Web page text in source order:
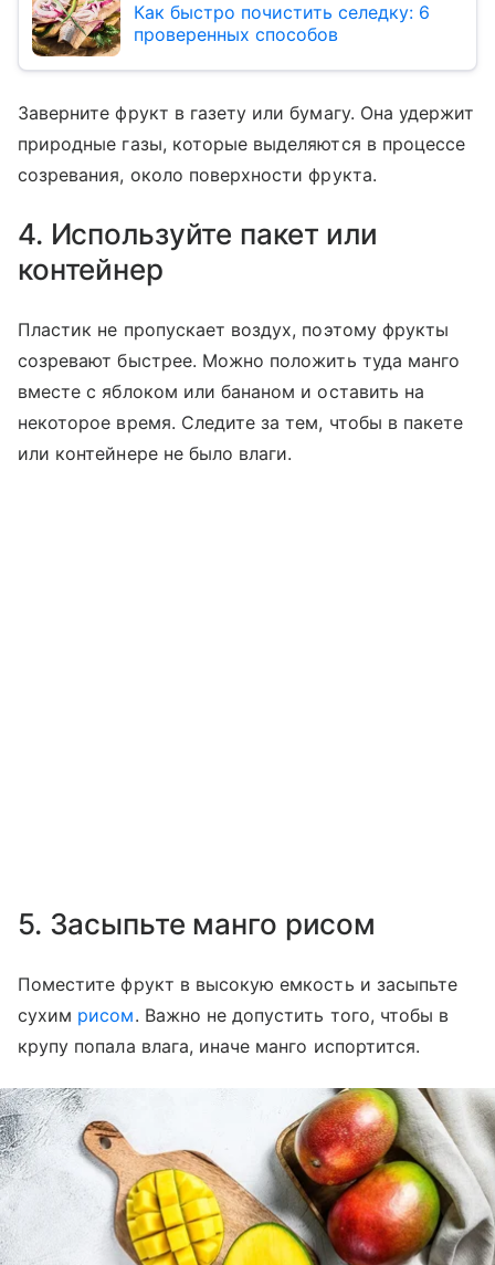
Как быстро почистить селедку: 6
проверенных способов
Заверните фрукт в газету или бумагу. Она удержит
природные газы, которые выделяются в процессе
созревания, около поверхности фрукта.
4. Используйте пакет или
контейнер
Пластик не пропускает воздух, поэтому фрукты
созревают быстрее. Можно положить туда манго
вместе с яблоком или бананом и оставить на
некоторое время. Следите за тем, чтобы в пакете
или контейнере не было влаги.
5. Засыпьте манго рисом
Поместите фрукт в высокую емкость и засыпьте
сухим рисом. Важно не допустить того, чтобы в
крупу попала влага, иначе манго испортится.